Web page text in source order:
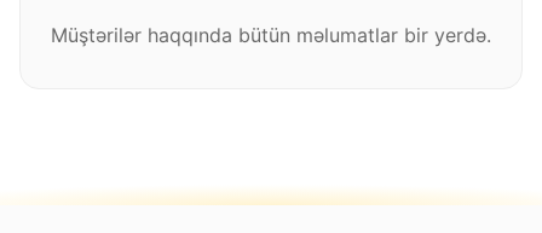
Müştərilər haqqında bütün məlumatlar bir yerdə.